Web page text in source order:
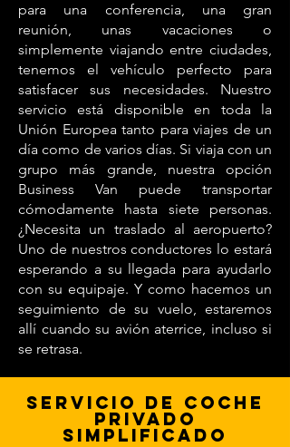
para una conferencia, una gran
reunión, unas vacaciones o
simplemente viajando entre ciudades,
tenemos el vehículo perfecto para
satisfacer sus necesidades. Nuestro
servicio está disponible en toda la
Unión Europea tanto para viajes de un
día como de varios días. Si viaja con un
grupo más grande, nuestra opción
Business Van puede transportar
cómodamente hasta siete personas.
¿Necesita un traslado al aeropuerto?
Uno de nuestros conductores lo estará
esperando a su llegada para ayudarlo
con su equipaje. Y como hacemos un
seguimiento de su vuelo, estaremos
allí cuando su avión aterrice, incluso si
se retrasa.
Servicio de coche
privado
simplificado